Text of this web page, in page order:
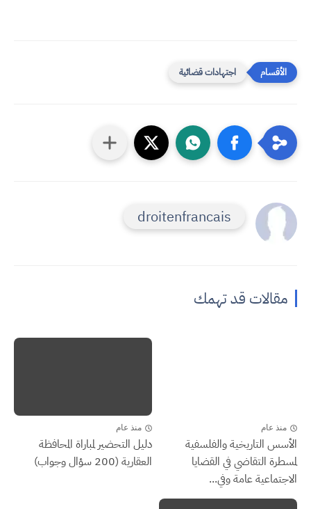
اجتهادات قضائية
droitenfrancais
مقالات قد تهمك
منذ عام
الأسس التاريخية والفلسفية
لمسطرة التقاضي في القضايا
الاجتماعية عامة وفي...
منذ عام
دليل التحضير لمباراة المحافظة
العقارية (200 سؤال وجواب)